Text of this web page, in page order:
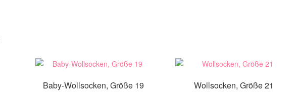
Baby-Wollsocken, Größe 19 Wollsocken, Größe 21